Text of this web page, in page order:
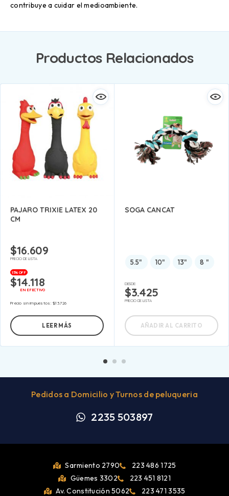
contribuye a cuidar el medioambiente.
Productos Relacionados
PAJARO TRIXIE LATEX 20
CM
$16.609
PRECIO DE LISTA
15% OFF
$14.118
EN EFECTIVO
Precio sin impuestos:$13.726
LEER MÁS
SOGA CANCAT
5.5" 10" 13" 8 "
DESDE:
$3.425
PRECIO DE LISTA
AÑADIR AL CARRITO
Pedidos a Domicilio y Turnos de peluqueria
2235 503897
Sarmiento 2790
223 486 1725
Güemes 3302
223 451 8121
Av. Constitución 5062
223 471 3535